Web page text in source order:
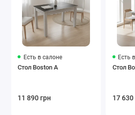
Есть в салоне
Стол Boston A
11 890 грн
Есть
Стол
17 630